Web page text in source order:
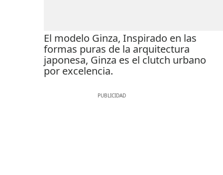
El modelo Ginza, Inspirado en las
formas puras de la arquitectura
japonesa, Ginza es el clutch urbano
por excelencia.